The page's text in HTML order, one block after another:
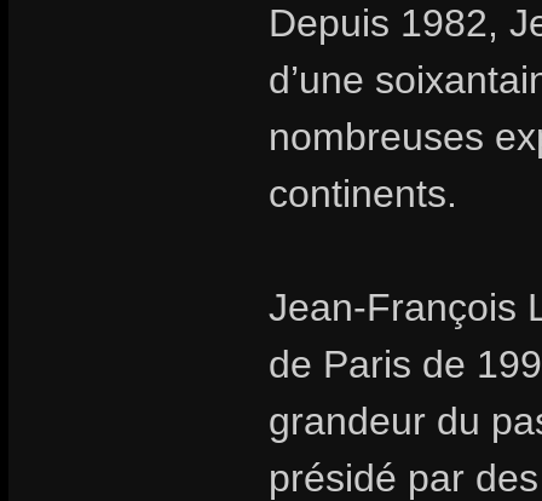
Depuis 1982,
d’une
nombreuses
continents.
Jean-François
de Paris de
grandeur du
présidé par